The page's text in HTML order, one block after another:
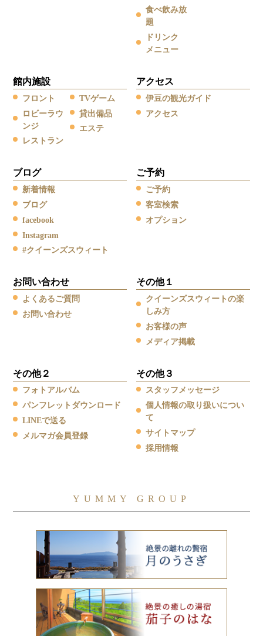
食べ飲み放
題
ドリンク
メニュー
館内施設
フロント
ロビーラウ
ンジ
レストラン
TVゲーム
貸出備品
エステ
アクセス
伊豆の観光ガイド
アクセス
ブログ
新着情報
ブログ
facebook
Instagram
#クイーンズスウィート
ご予約
ご予約
客室検索
オプション
お問い合わせ
よくあるご質問
お問い合わせ
その他１
クイーンズスウィートの楽
しみ方
お客様の声
メディア掲載
その他２
フォトアルバム
パンフレットダウンロード
LINEで送る
メルマガ会員登録
その他３
スタッフメッセージ
個人情報の取り扱いについ
て
サイトマップ
採用情報
YUMMY GROUP